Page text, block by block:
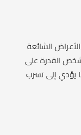
الشائعة
القدرة على
يؤدي إلى تسرب